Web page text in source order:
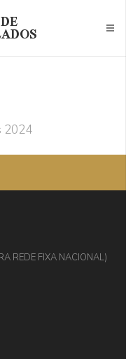
2024
REDE FIXA NACIONAL)